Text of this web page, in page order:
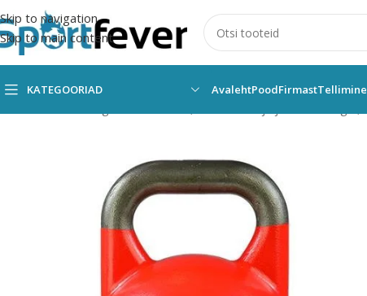
Skip to navigation
Skip to main content
KATEGOORIAD AvalehtPoodFirmastTellimine